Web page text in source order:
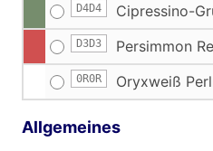
D4D4 Cipressino-
D3D3 Persimmon
0R0R Oryxweiß
Allgemeines